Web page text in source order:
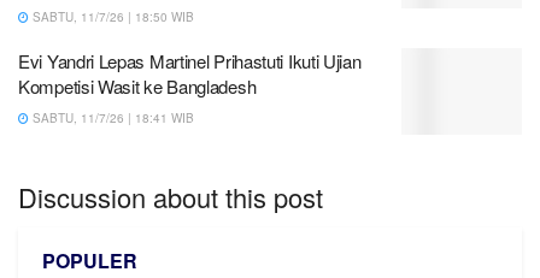
SABTU, 11/7/26 | 18:50 WIB
Evi Yandri Lepas Martinel Prihastuti Ikuti Ujian
Kompetisi Wasit ke Bangladesh
SABTU, 11/7/26 | 18:41 WIB
Discussion about this post
POPULER